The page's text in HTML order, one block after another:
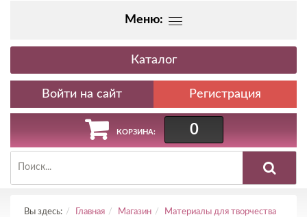
Меню:
Каталог
Регистрация
КОРЗИНА: 0
Вы здесь: Главная Магазин
Материалы для творчества